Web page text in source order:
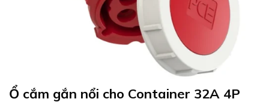
Ổ cắm gắn nổi cho Container 32A 4P